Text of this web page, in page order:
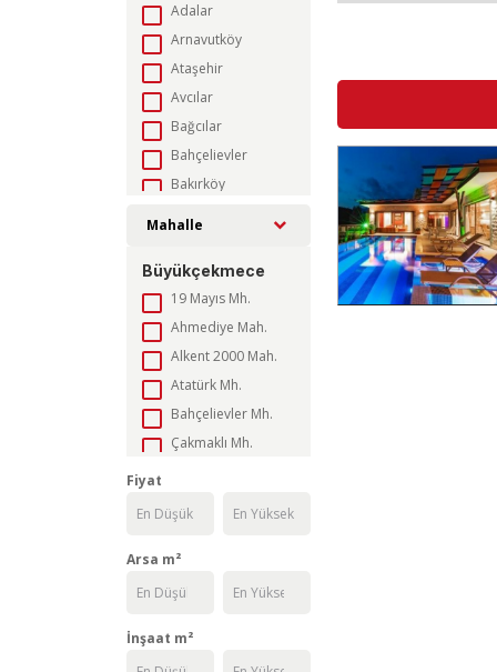
Adalar
Arnavutköy
Ataşehir
Avcılar
Bağcılar
Bahçelievler
Bakırköy
Beşiktaş
Beykoz
Beylikdüzü
Beyoğlu
Büyükçekmece
Çatalca
Çekmeköy
Fatih
Gaziosmanpaşa
Kadıköy
Mahalle
Büyükçekmece
19 Mayıs Mh.
Ahmediye Mah.
Alkent 2000 Mah.
Atatürk Mh.
Bahçelievler Mh.
Çakmaklı Mh.
Ekinoba Mah.
Fatih Mah.
Hürriyet Mh.
Fiyat
Arsa m²
İnşaat m²